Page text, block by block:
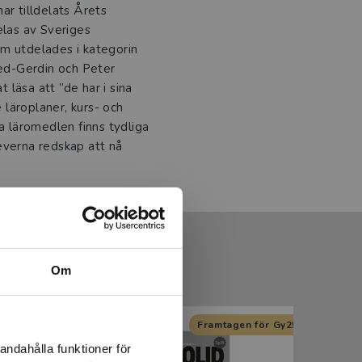
Om
funktioner för
tilldelats Årets
av Sveriges
utdelades i kategorin
Gerdin och Peter
läsa att ”de har i sina
kurs- och
läromedlen finns tydliga
redskap att nå
Kommande
Framtagen för Gy25